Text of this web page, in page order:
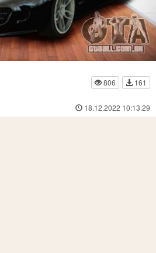
806
161
18.12.2022 10:13:29